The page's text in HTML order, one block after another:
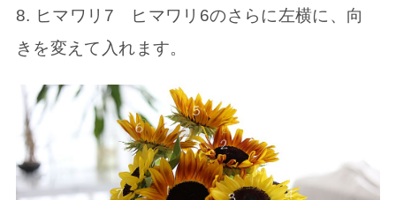
8. ヒマワリ7 ヒマワリ6のさらに左横に、向
きを変えて入れます。